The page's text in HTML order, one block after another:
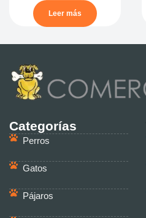
Leer más
Categorías
Perros
Gatos
Pájaros